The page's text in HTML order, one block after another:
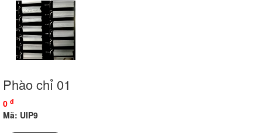
Phào chỉ 01
0 đ
Mã: UIP9